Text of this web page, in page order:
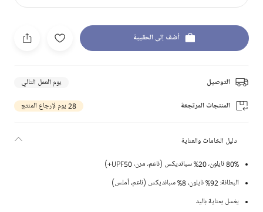
أضف إلى الحقيبة
التوصيل يوم العمل التالي
المنتجات المرتجعة 28 يوم لإرجاع المنتج
دليل الخامات والعناية
80% نايلون، 20% سبانديكس (ناعم، مرن، UPF50+)
البطانة: 92% نايلون، 8% سبانديكس (ناعم، أملس)
يغسل بعناية باليد